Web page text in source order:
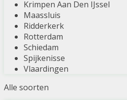
Krimpen Aan Den IJssel
Maassluis
Ridderkerk
Rotterdam
Schiedam
Spijkenisse
Vlaardingen
Alle soorten